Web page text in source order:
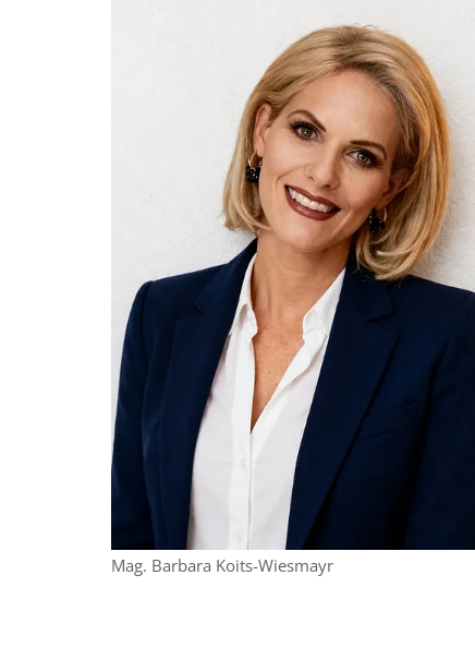
Mag. Barbara Koits-Wiesmayr